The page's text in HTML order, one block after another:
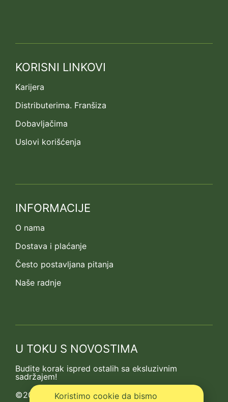
KORISNI LINKOVI
Karijera
Distributerima. Franšiza
Dobavljačima
Uslovi korišćenja
INFORMACIJE
O nama
Dostava i plaćanje
Često postavljana pitanja
Naše radnje
U TOKU S NOVOSTIMA
Budite korak ispred ostalih sa eksluzivnim
sadržajem!
©2013-2026 Kedrova prica
Koristimo cookie da bismo